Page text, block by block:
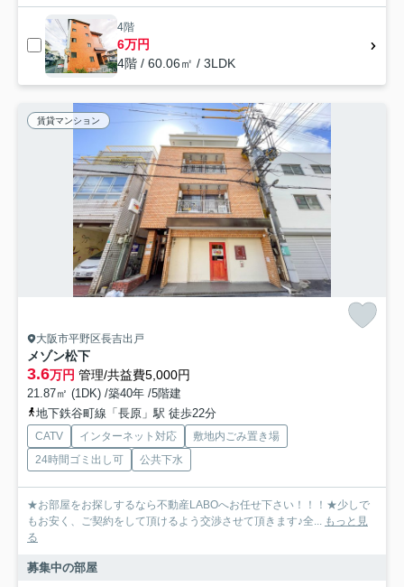
4階
6万円
4階 / 60.06㎡ / 3LDK
賃貸マンション
大阪市平野区長吉出戸
メゾン松下
3.6万円 管理/共益費5,000円
21.87㎡ (1DK) /築40年 /5階建
地下鉄谷町線「長原」駅 徒歩22分
CATV インターネット対応
敷地内ごみ置き場
24時間ゴミ出し可
公共下水
★お部屋をお探しするなら不動産LABOへお任せ下さい！！！★少しで
もお安く、ご契約をして頂けるよう交渉させて頂きます♪全... もっと見
る
募集中の部屋